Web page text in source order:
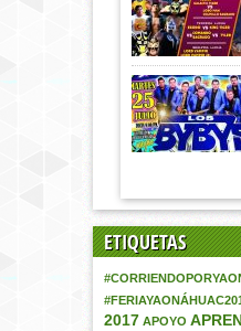
ETIQUETAS
2017 APOYO